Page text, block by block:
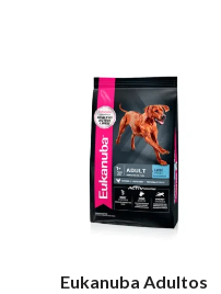
Eukanuba Adultos